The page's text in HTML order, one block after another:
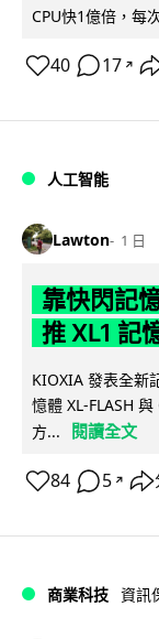
CPU快1億倍，每
40 17 ↗
人工智能
Lawton 1 日
靠快閃記
推 XL1 記
KIOXIA 發表全新
憶體 XL-FLASH
方...
閱讀全文
84 5 ↗
商業科技 資訊